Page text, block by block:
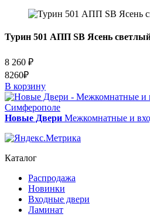
Турин 501 АПП SB Ясень
8 260 ₽
8260₽
В корзину
Новые Двери Межкомнатные и
Каталог
Распродажа
Новинки
Входные двери
Ламинат